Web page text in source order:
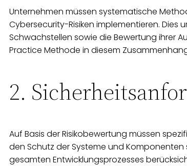
Unternehmen müssen systematische
Cybersecurity-Risiken implementieren.
Schwachstellen sowie die Bewertung ihrer
Practice Methode in diesem
2.
Auf Basis der Risikobewertung müssen
den Schutz der Systeme und
gesamten Entwicklungsprozesses